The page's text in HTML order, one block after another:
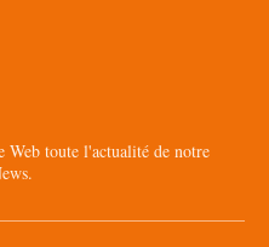
Web toute l'actualité de notre